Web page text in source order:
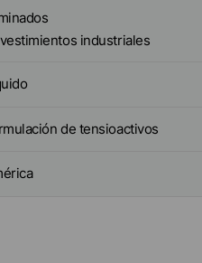
industriales
de tensioactivos